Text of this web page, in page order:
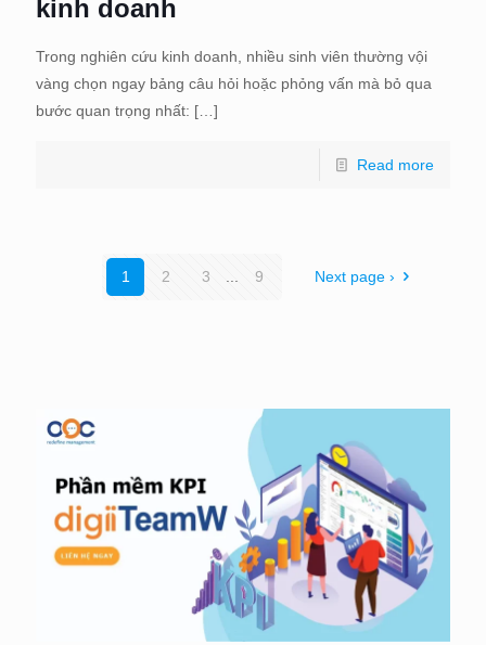
kinh doanh
Trong nghiên cứu kinh doanh, nhiều sinh viên thường vội
vàng chọn ngay bảng câu hỏi hoặc phỏng vấn mà bỏ qua
bước quan trọng nhất: […]
Read more
1 2 3 ... 9 Next page ›